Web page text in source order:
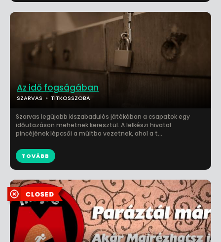
Az idő fogságában
SZARVAS TITKOSSZOBA
Szarvas legújabb kiszabadulós játékában a csapatok egy
időutazáson mehetnek keresztül. A lelkészi hivatal
pincéjének lépcsői a múltba vezetnek, ahol a t...
TOVÁBB